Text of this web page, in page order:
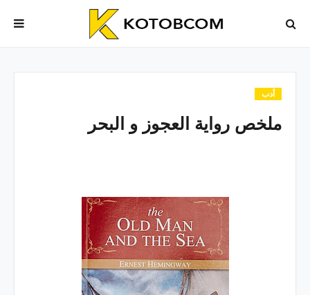
أدب
ملخص رواية العجوز و البحر